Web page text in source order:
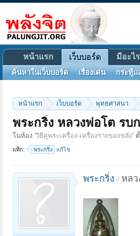
หน้าแรก เว็บบอร์ด พุทธศาสนา
พระกริ่ง หลวงพ่อโต ร
ในห้อง 'วิธีดูพระเครื่อง-เครื่องรางของขลัง'
แท็ก: พระกริ่ง แก้ไข
พระกริ่ง หล
หน้าแรก เว็บบอร์ด
ค้นหาในเว็บบอร์ด เรื่องเด่น กระทู้แ
มีอะไ